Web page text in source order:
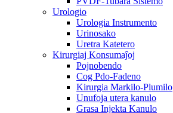
Urologio
Urologia Instrumento
Urinosako
Uretra Katetero
Kirurgiaj Konsumaĵoj
Pojnobendo
Cog Pdo-Fadeno
Kirurgia Markilo-Plumilo
Unufoja utera kanulo
Grasa Injekta Kanulo